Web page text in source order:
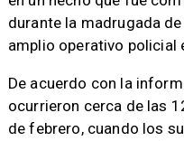
durante la madrugada
amplio operativo policial
De acuerdo con la
ocurrieron cerca de las
de febrero, cuando los